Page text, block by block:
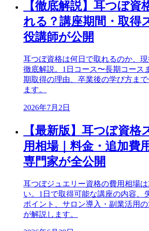
【徹底解説】耳つぼ資
れる？講座期間・取得
役講師が公開
耳つぼ資格は何日で取れるのか、
徹底解説。1日コース〜長期コース
期取得の理由、卒業後の学び方ま
ます。
2026年7月2日
【最新版】耳つぼ資格
用相場｜料金・追加費
専門家が全公開
耳つぼジュエリー資格の費用相場
い。1日で取得可能な講座の内容、
ポイント、サロン導入・副業活用
が解説します。